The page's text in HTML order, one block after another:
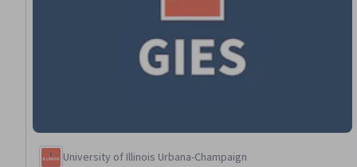
University of Illinois Urbana-Champaign